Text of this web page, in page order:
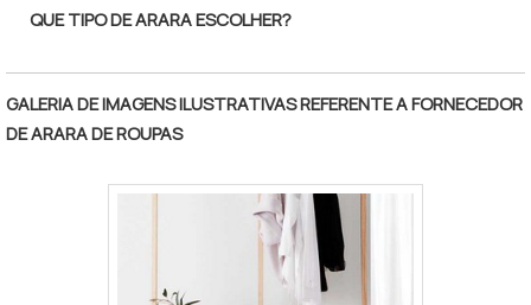
QUE TIPO DE ARARA ESCOLHER?
GALERIA DE IMAGENS ILUSTRATIVAS REFERENTE A FORNECEDOR
DE ARARA DE ROUPAS